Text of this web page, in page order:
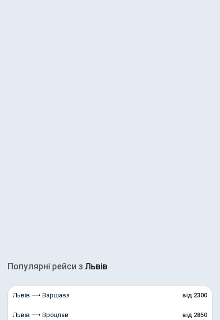
Популярні рейcи з Львів
Львів ⟶ Варшава від 2300
Львів ⟶ Вроцлав від 2850